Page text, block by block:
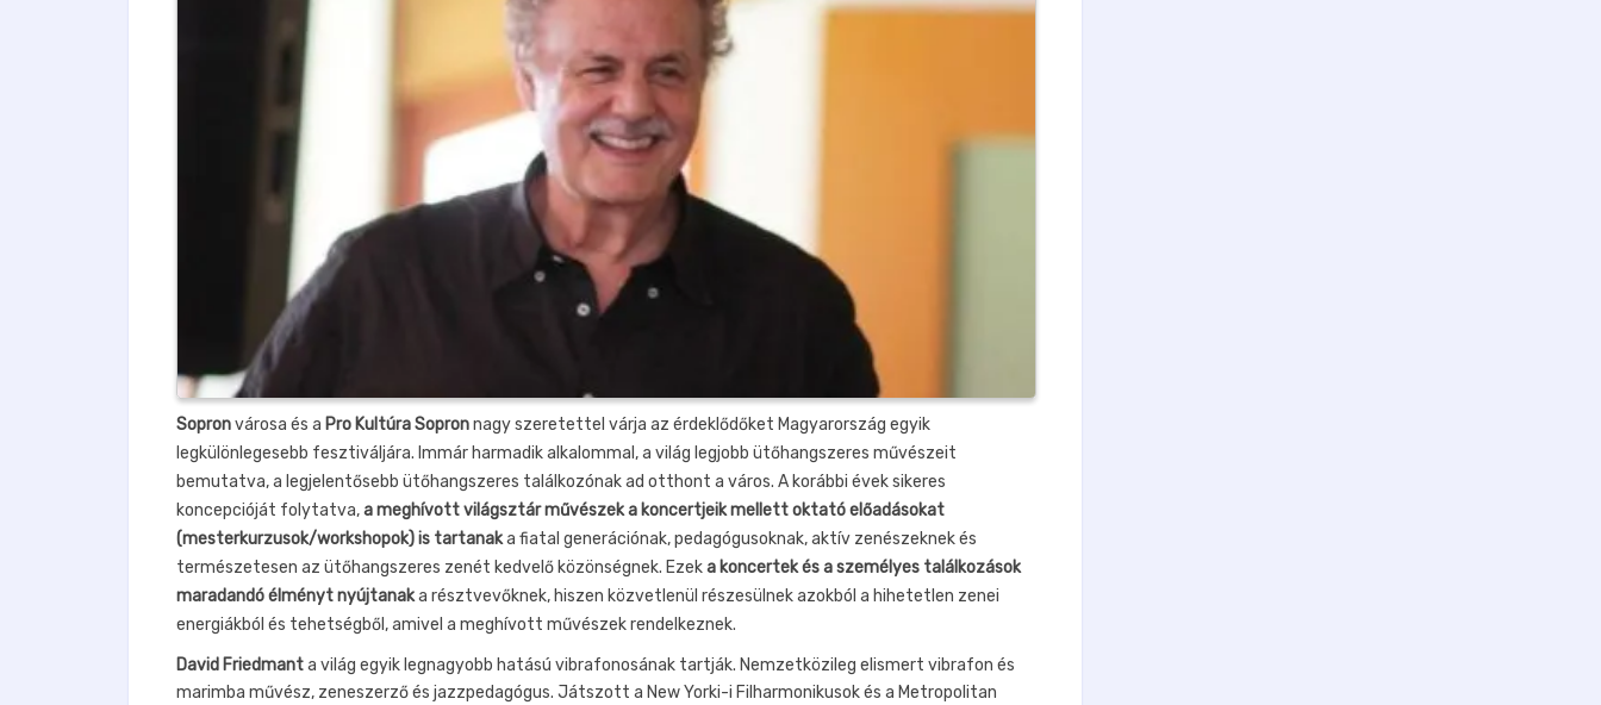
Sopronvárosa és a Pro Kultúra Sopronnagy szeretettel várja az érdeklődőket Magyarország egyik
legkülönlegesebb fesztiváljára. Immár harmadik alkalommal, a világ legjobb ütőhangszeres művészeit
bemutatva, a legjelentősebb ütőhangszeres találkozónak ad otthont a város. A korábbi évek sikeres
koncepcióját folytatva,a meghívott világsztár művészek a koncertjeik mellett oktató előadásokat
(mesterkurzusok/workshopok) is tartanaka fiatal generációnak, pedagógusoknak, aktív zenészeknek és
természetesen az ütőhangszeres zenét kedvelő közönségnek. Ezeka koncertek és a személyes találkozások
maradandó élményt nyújtanaka résztvevőknek, hiszen közvetlenül részesülnek azokból a hihetetlen zenei
energiákból és tehetségből, amivel a meghívott művészek rendelkeznek.
David Friedmanta világ egyik legnagyobb hatású vibrafonosának tartják. Nemzetközileg elismert vibrafon és
marimba művész, zeneszerző és jazzpedagógus. Játszott a New Yorki-i Filharmonikusok és a Metropolitan